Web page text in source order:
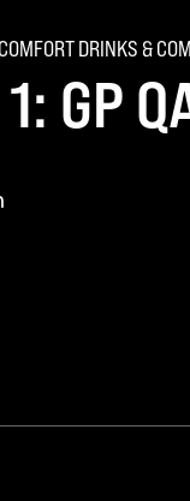
DRINKS &
GP